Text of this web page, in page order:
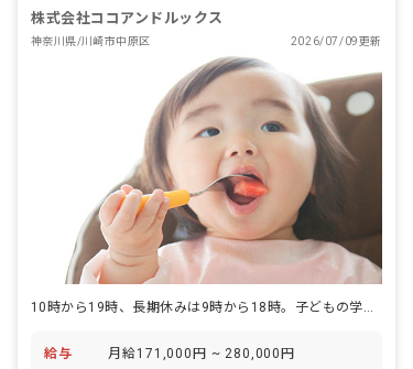
株式会社ココアンドルックス
神奈川県/川崎市中原区 2026/07/09更新
10時から19時、長期休みは9時から18時。子どもの学校生活のリズムに合わせて動く一日です。
給与 月給171,000円 ~ 280,000円